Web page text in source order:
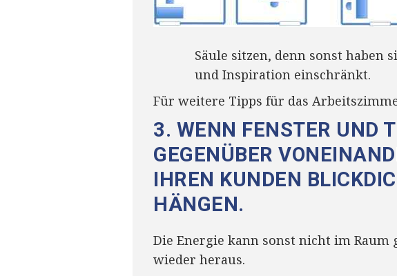
Säule sitzen, denn sonst haben
und Inspiration einschränkt.
Für weitere Tipps für das
3. WENN FENSTER UND
GEGENÜBER
IHREN KUNDEN
HÄNGEN.
Die Energie kann sonst nicht im
wieder heraus.